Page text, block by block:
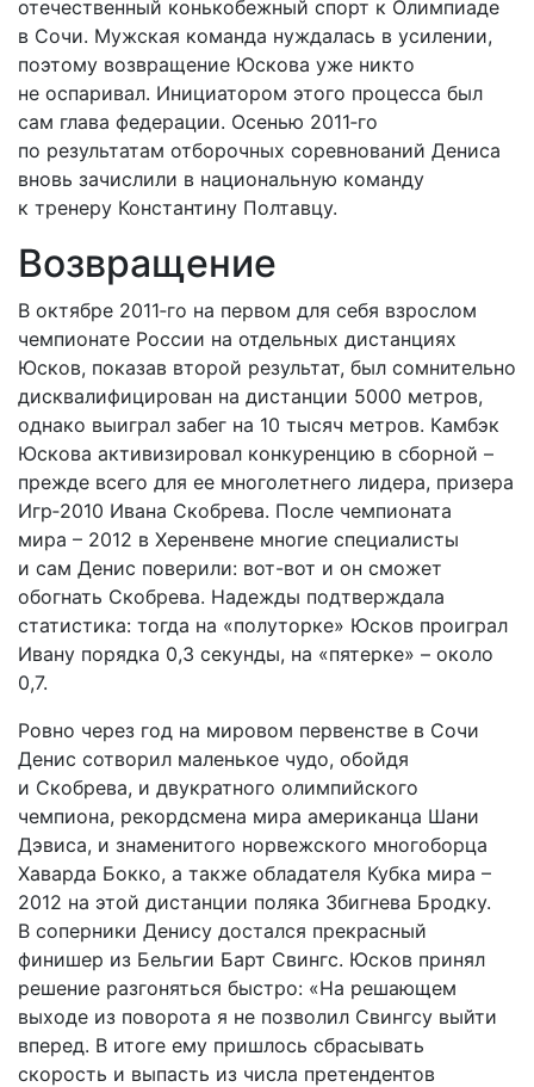
отечественный конькобежный спорт к Олимпиаде
в Сочи. Мужская команда нуждалась в усилении,
поэтому возвращение Юскова уже никто
не оспаривал. Инициатором этого процесса был
сам глава федерации. Осенью 2011‑го
по результатам отборочных соревнований Дениса
вновь зачислили в национальную команду
к тренеру Константину Полтавцу.
Возвращение
В октябре 2011‑го на первом для себя взрослом
чемпионате России на отдельных дистанциях
Юсков, показав второй результат, был сомнительно
дисквалифицирован на дистанции 5000 мет­ров,
однако выиграл забег на 10 тысяч метров. Камбэк
Юскова активизировал конкуренцию в сборной –
прежде всего для ее многолетнего лидера, призера
Игр‑2010 Ивана Скобрева. После чемпионата
мира – 2012 в Херенвене многие специалисты
и сам Денис поверили: вот-вот и он сможет
обогнать Скобрева. Надежды подтверждала
статистика: тогда на «полуторке» Юсков проиграл
Ивану порядка 0,3 секунды, на «пятерке» – около
0,7.
Ровно через год на мировом первенстве в Сочи
Денис сотворил маленькое чудо, обойдя
и Скобрева, и двукратного олимпийского
чемпиона, рекордсмена мира американца Шани
Дэвиса, и знаменитого норвежского многоборца
Хаварда Бокко, а также обладателя Кубка мира –
2012 на этой дистанции поляка Збигнева Бродку.
В соперники Денису достался прекрасный
финишер из Бельгии Барт Свингс. Юсков принял
решение разгоняться быстро: «На решающем
выходе из поворота я не позволил Свингсу выйти
вперед. В итоге ему пришлось сбрасывать
скорость и выпасть из числа претендентов